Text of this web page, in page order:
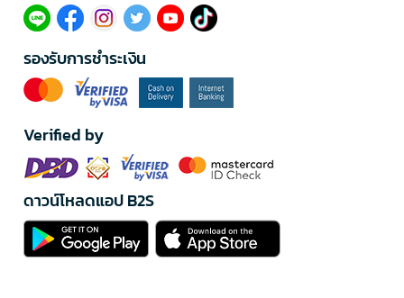
รองรับการชำระเงิน
Verified by
ดาวน์โหลดแอป B2S